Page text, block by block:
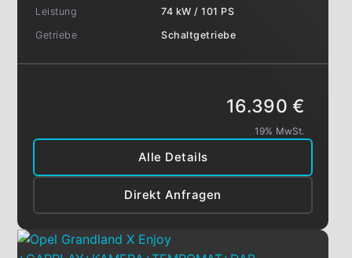
Leistung
74 kW / 101 PS
Getriebe
Schaltgetriebe
Alle Details
Direkt Anfragen
16.390 €
19% MwSt.